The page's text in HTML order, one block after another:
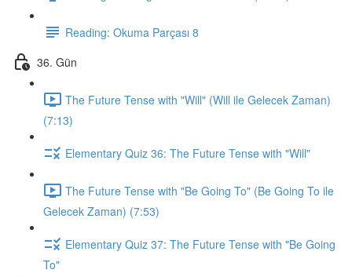
Reading: Okuma Parçası 8
36. Gün
The Future Tense with "Will" (Will ile Gelecek Zaman)
(7:13)
Elementary Quiz 36: The Future Tense with "Will"
The Future Tense with "Be Going To" (Be Going To ile
Gelecek Zaman) (7:53)
Elementary Quiz 37: The Future Tense with "Be Going
To"